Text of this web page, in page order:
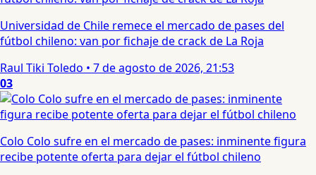
Universidad de Chile remece el mercado de pases del
fútbol chileno: van por fichaje de crack de La Roja
Raul Tiki Toledo • 7 de agosto de 2026, 21:53
03
Colo Colo sufre en el mercado de pases: inminente figura
recibe potente oferta para dejar el fútbol chileno